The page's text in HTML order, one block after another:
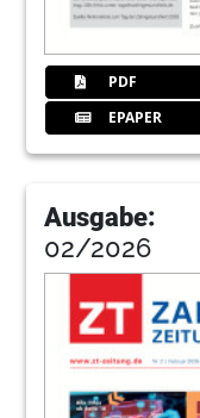
PDF
EPAPER
Ausgabe:
02/2026